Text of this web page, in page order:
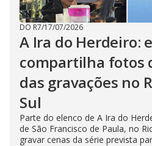
DO R7/17/07/2026
A Ira do Herdeiro:
compartilha fotos
das gravações no
Sul
Parte do elenco de A Ira do
de São Francisco de Paula, no
gravar cenas da série prevista